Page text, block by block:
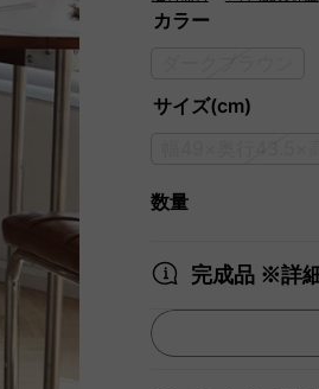
カラー
サイズ(cm)
数量
完成品 ※詳